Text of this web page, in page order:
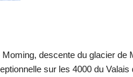
descente du glacier de
sur les 4000 du Valais